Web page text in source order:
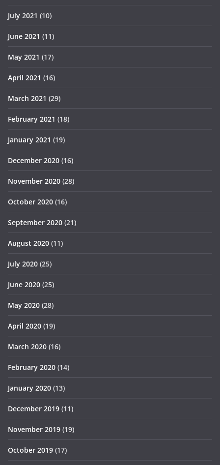
July 2021 (10)
June 2021 (11)
May 2021 (17)
April 2021 (16)
March 2021 (29)
February 2021 (18)
January 2021 (19)
December 2020 (16)
November 2020 (28)
October 2020 (16)
September 2020 (21)
August 2020 (11)
July 2020 (25)
June 2020 (25)
May 2020 (28)
April 2020 (19)
March 2020 (16)
February 2020 (14)
January 2020 (13)
December 2019 (11)
November 2019 (19)
October 2019 (17)